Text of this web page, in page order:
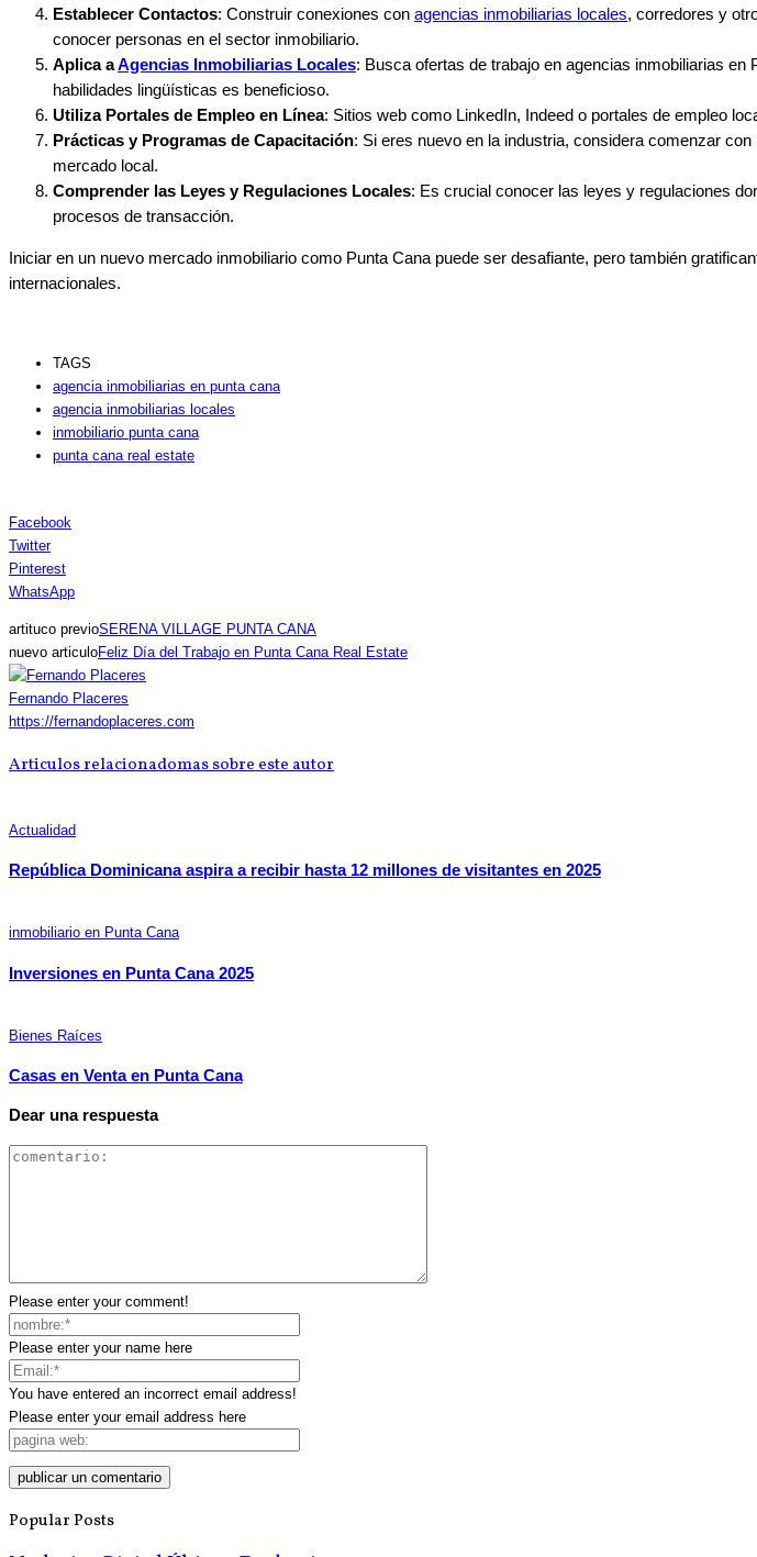
Establecer Contactos: Construir conexiones con agencias inmobiliarias locales, corredores y
conocer personas en el sector inmobiliario.
Aplica aAgencias Inmobiliarias Locales: Busca ofertas de trabajo en agencias inmobiliarias
habilidades lingüísticas es beneficioso.
Utiliza Portales de Empleo en Línea: Sitios web como LinkedIn, Indeed o portales de empleo
Prácticas y Programas de Capacitación: Si eres nuevo en la industria, considera comenzar
mercado local.
Comprender las Leyes y Regulaciones Locales: Es crucial conocer las leyes y regulaciones
procesos de transacción.
Iniciar en un nuevo mercado inmobiliario como Punta Cana puede ser desafiante, pero también
internacionales.
TAGS
agencia inmobiliarias en punta cana
agencia inmobiliarias locales
inmobiliario punta cana
punta cana real estate
Facebook
Twitter
Pinterest
WhatsApp
artituco previoSERENA VILLAGE PUNTA CANA
nuevo articuloFeliz Día del Trabajo en Punta Cana Real Estate
Fernando Placeres
https://fernandoplaceres.com
Articulos relacionadomas sobre este autor
Actualidad
República Dominicana aspira a recibir hasta 12 millones de visitantes en 2025
inmobiliario en Punta Cana
Inversiones en Punta Cana 2025
Bienes Raíces
Casas en Venta en Punta Cana
Dear una respuesta
Please enter your comment!
Please enter your name here
You have entered an incorrect email address!
Please enter your email address here
Popular Posts